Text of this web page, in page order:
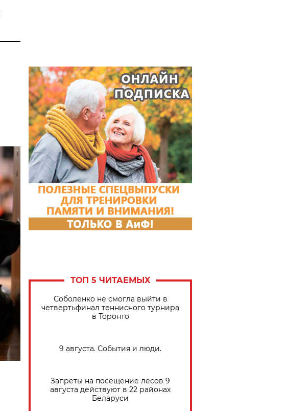
ТОП 5 ЧИТАЕМЫХ
Соболенко не смогла выйти в
четвертьфинал теннисного турнира
в Торонто
9 августа. События и люди.
Запреты на посещение лесов 9
августа действуют в 22 районах
Беларуси